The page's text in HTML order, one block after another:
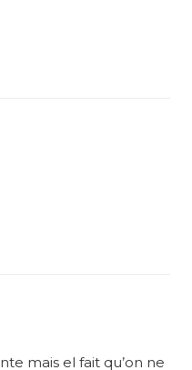
mais el fait qu’on ne